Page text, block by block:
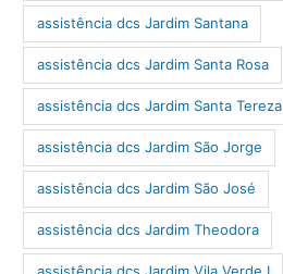
assistência dcs Jardim Santana
assistência dcs Jardim Santa Rosa
assistência dcs Jardim Santa Tereza
assistência dcs Jardim São Jorge
assistência dcs Jardim São José
assistência dcs Jardim Theodora